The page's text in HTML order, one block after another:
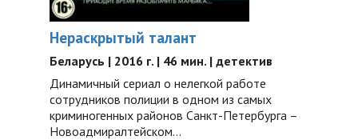
Нераскрытый талант
Беларусь | 2016 г. | 46 мин. | детектив
Динамичный сериал о нелегкой работе
сотрудников полиции в одном из самых
криминогенных районов Санкт-Петербурга –
Новоадмиралтейском…